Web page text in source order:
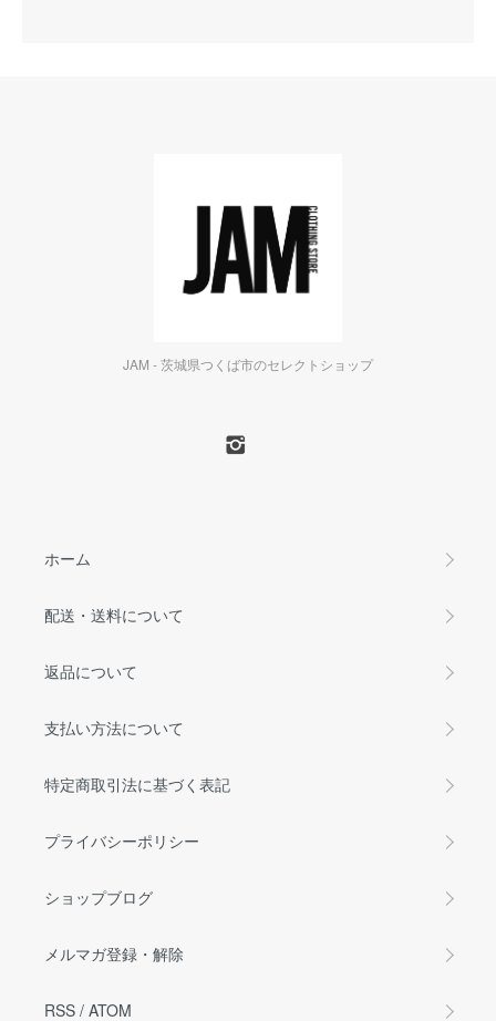
JAM - 茨城県つくば市のセレクトショップ
ホーム
配送・送料について
返品について
支払い方法について
特定商取引法に基づく表記
プライバシーポリシー
ショップブログ
メルマガ登録・解除
RSS / ATOM